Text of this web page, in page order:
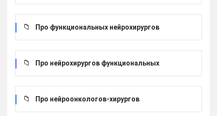
Про функциональных нейрохирургов
Про нейрохирургов функциональных
Про нейроонкологов-хирургов